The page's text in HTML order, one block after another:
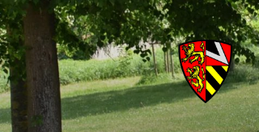
Zum
Inhalt
springen